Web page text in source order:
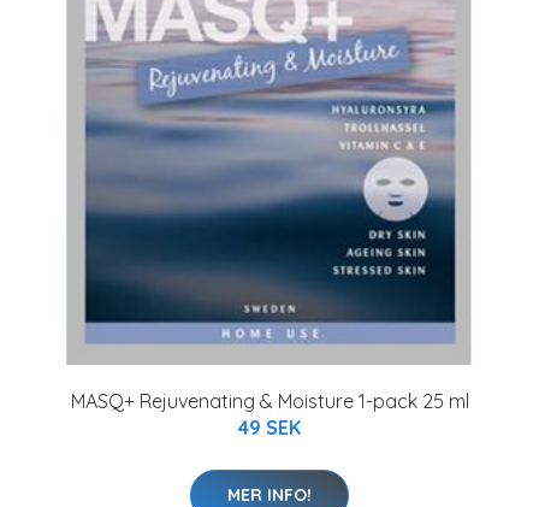
MASQ+ Rejuvenating & Moisture 1-pack 25 ml
49 SEK
MER INFO!